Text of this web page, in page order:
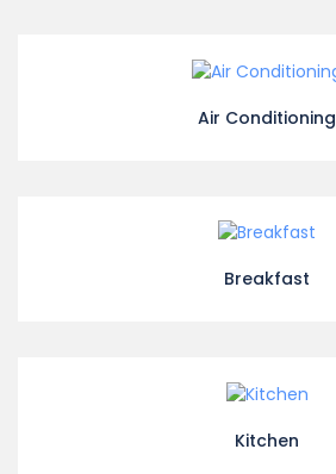
Air Conditioning
Breakfast
Kitchen